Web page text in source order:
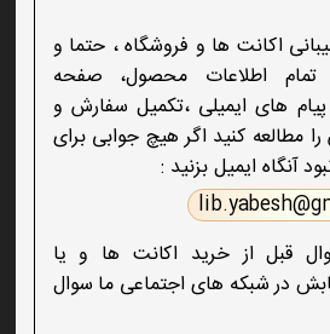
اکانت ها و فروشگاه ، حتما و
تمام اطلاعات محصول، صفحه
های ایمیلی ،تکمیل سفارش و
مطالعه کنید اگر هیچ جوابی برای
آنگاه ایمیل بزنید :
قبل از خرید اکانت ها و یا
در شبکه های اجتماعی ما سوال